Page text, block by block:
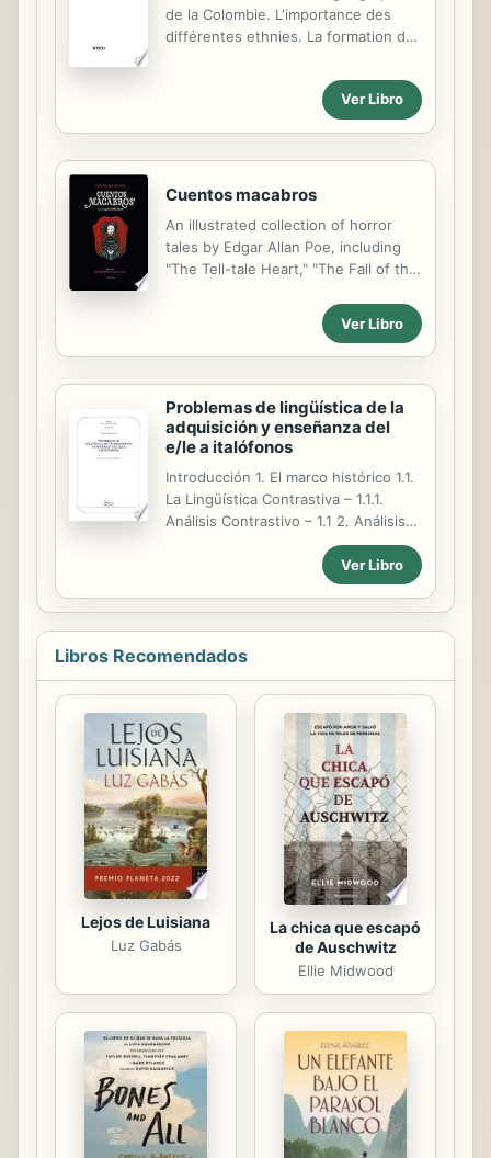
pedagógico en la formación artística
y cultural - Formación en gestión
Formación artística - Formación en
patrimonio cultural - Formación en
museos - Formación literaria,...
de la Colombie. L'importance des
différentes ethnies. La formation de
des principales directions
(patrimoine historique, ethnographie,
Ver Libro
Cuentos macabros
An illustrated collection of horror
tales by Edgar Allan Poe, including
"The Tell-tale Heart," "The Fall of the
translated into Spanish.
Ver Libro
Problemas de lingüística de la
adquisición y enseñanza del
e/le a italófonos
Introducción 1. El marco histórico 1.1.
La Lingüística Contrastiva – 1.1.1.
Análisis Contrastivo – 1.1 2. Análisis
de Errores – 1.1.3. Interlengua – 1.2.
Una teoría sobre el origen y el
desarrollo de la interlengua: la
Gramatica Universal – 1.2.1. Una
aplicación de las teorías de Chomsky:
el modelo de Krashen – 1.2.2. Más
Gramáticas Imposibles. 2. La
adquisición de la lengua materna y
de la lengua meta 2.1. Diferencias en
la adquisición de la L1 y en la
adquisición de otra lengua – 2.1.1. El
contexto de aprendizaje – 2.1.2....
Ver Libro
Libros Recomendados
Lejos de Luisiana
Luz Gabás
La chica que escapó
de Auschwitz
Ellie Midwood